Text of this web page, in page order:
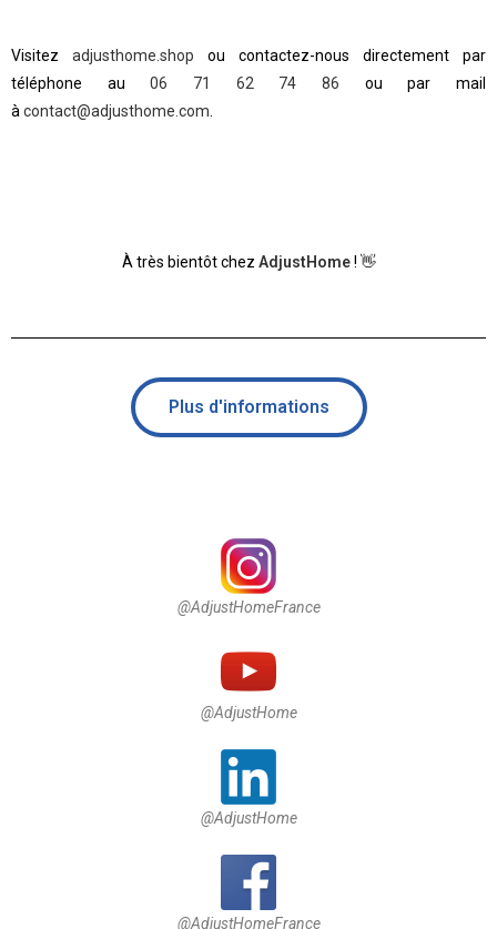
Visitez adjusthome.shop ou contactez-nous directement par
téléphone au06 71 62 74 86 ou par mail
à contact@adjusthome.com
À très bientôt chez AdjustHome ! 👋
Plus d'informations
@AdjustHomeFrance
@AdjustHome
@AdjustHome
@AdjustHomeFrance